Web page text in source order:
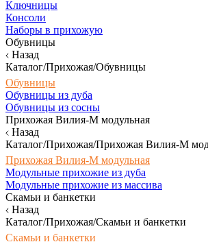
Ключницы
Консоли
Наборы в прихожую
Обувницы
Назад
Каталог/Прихожая/Обувницы
Обувницы
Обувницы из дуба
Обувницы из сосны
Прихожая Вилия-М модульная
Назад
Каталог/Прихожая/Прихожая Вилия-М
Прихожая Вилия-М модульная
Модульные прихожие из дуба
Модульные прихожие из массива
Скамьи и банкетки
Назад
Каталог/Прихожая/Скамьи и банкетки
Скамьи и банкетки